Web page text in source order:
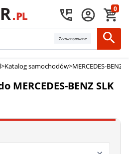
0
Zaawansowane
>Katalog samochodów>MERCEDES-BENZ
MERCEDES-BENZ SLK